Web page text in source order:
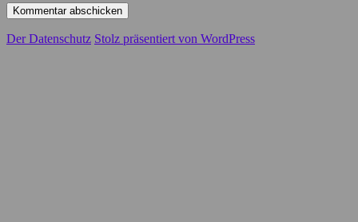
Der Datenschutz Stolz präsentiert von WordPress